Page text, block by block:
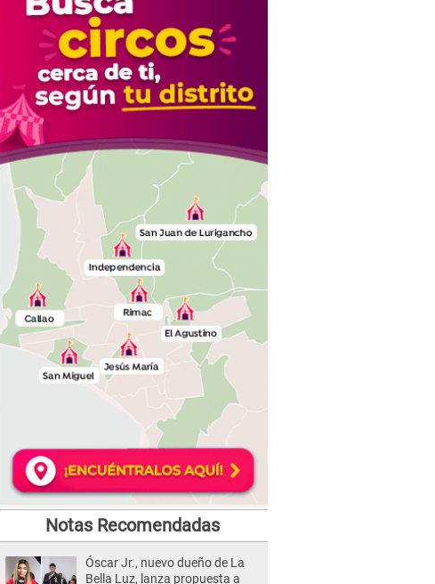
Notas Recomendadas
Óscar Jr., nuevo dueño de La
Bella Luz, lanza propuesta a